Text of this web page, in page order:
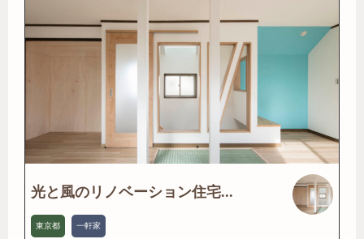
光と風のリノベーション住宅...
東京都 一軒家